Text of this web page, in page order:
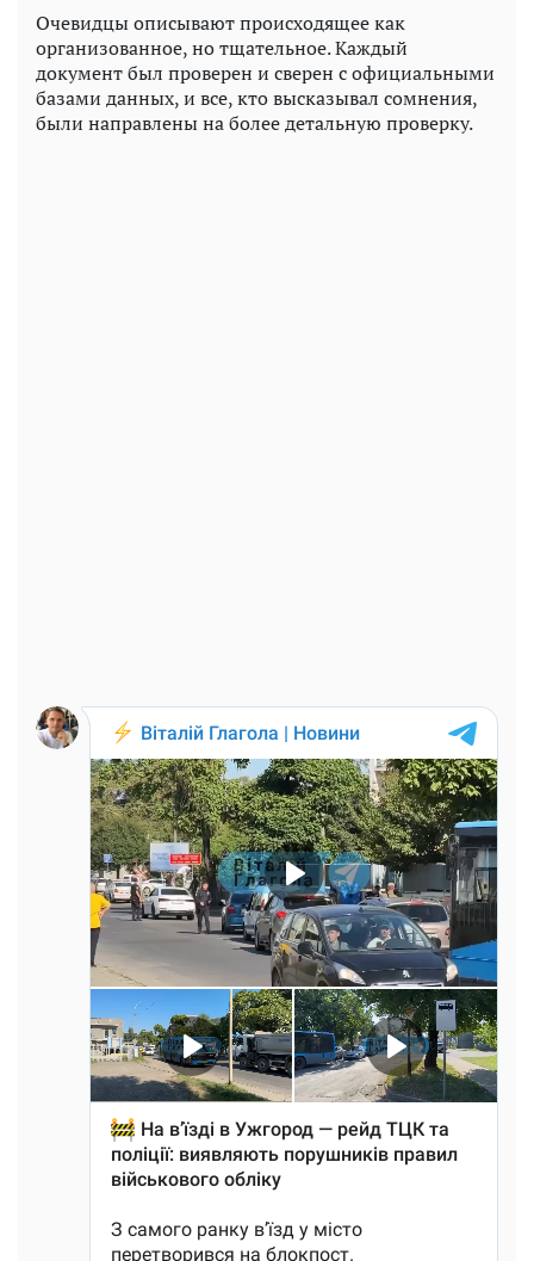
Очевидцы описывают происходящее как
организованное, но тщательное. Каждый
документ был проверен и сверен с официальными
базами данных, и все, кто высказывал сомнения,
были направлены на более детальную проверку.